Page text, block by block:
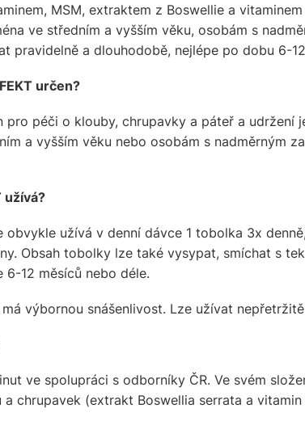
MSM, extraktem z Boswellie a
ve středním a vyšším věku, osobám s
pravidelně a dlouhodobě, nejlépe po dobu 6-
určen?
pro péči o klouby, chrupavky a páteř a udržení
a vyšším věku nebo osobám s nadměrným
užívá?
obvykle užívá v denní dávce 1 tobolka 3x
Obsah tobolky lze také vysypat, smíchat s
6-12 měsíců nebo déle.
výbornou snášenlivost. Lze užívat
ve spolupráci s odborníky ČR. Ve svém
chrupavek (extrakt Boswellia serrata a vitamin